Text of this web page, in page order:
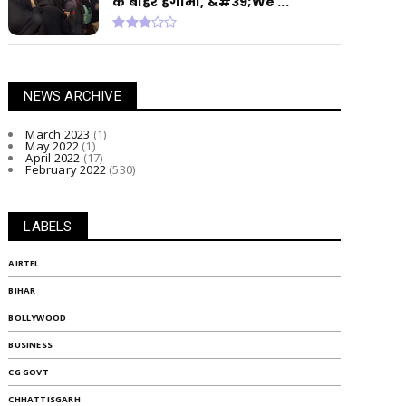
NEWS ARCHIVE
March 2023 (1)
May 2022(1)
April 2022 (17)
February 2022(530)
LABELS
AIRTEL
BIHAR
BOLLYWOOD
BUSINESS
CG GOVT
CHHATTISGARH